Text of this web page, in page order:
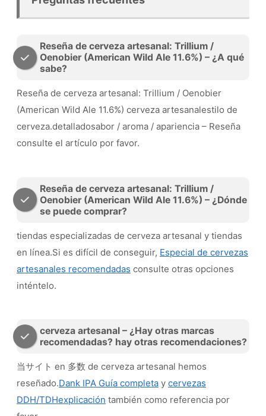
Reseña de cerveza artesanal: Trillium /
Oenobier (American Wild Ale 11.6%) – ¿A qué
sabe?
Reseña de cerveza artesanal: Trillium / Oenobier
(American Wild Ale 11.6%) cerveza artesanalestilo de
cerveza.detalladosabor / aroma / apariencia – Reseña
consulte el artículo por favor.
Reseña de cerveza artesanal: Trillium /
Oenobier (American Wild Ale 11.6%) – ¿Dónde
se puede comprar?
tiendas especializadas de cerveza artesanal y tiendas
en línea.Si es difícil de conseguir, Especial de cervezas
artesanales recomendadas consulte otras opciones
inténtelo.
cerveza artesanal – ¿Hay otras marcas
recomendadas? hay otras recomendaciones?
当サイト en 多数 de cerveza artesanal hemos
reseñado.Dank IPA Guía completa y cervezas
DDH/TDHexplicación también como referencia por